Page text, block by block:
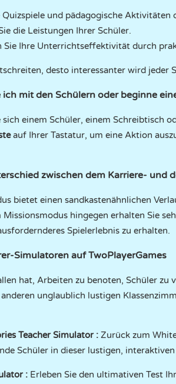
Quizspiele und pädagogische Aktivitäten
die Leistungen Ihrer Schüler.
Sie Ihre Unterrichtseffektivität durch
desto interessanter wird
ich mit den Schülern oder beginne
sich einem Schüler, einem Schreibtisch
auf Ihrer Tastatur, um eine Aktion
zwischen dem Karriere- und
bietet einen sandkastenähnlichen
hingegen erhalten Sie
Spielerlebnis zu erhalten.
Simulatoren auf TwoPlayerGames
hat, Arbeiten zu benoten, Schüler
unglaublich lustigen
Teacher Simulator : Zurück zum
Schüler in dieser lustigen,
: Erleben Sie den ultimativen Test